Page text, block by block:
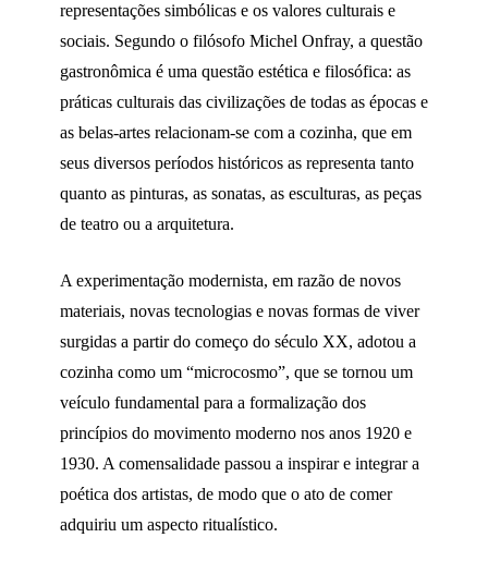
representações simbólicas e os valores culturais e
sociais. Segundo o filósofo Michel Onfray, a questão
gastronômica é uma questão estética e filosófica: as
práticas culturais das civilizações de todas as épocas e
as belas-artes relacionam-se com a cozinha, que em
seus diversos períodos históricos as representa tanto
quanto as pinturas, as sonatas, as esculturas, as peças
de teatro ou a arquitetura.
A experimentação modernista, em razão de novos
materiais, novas tecnologias e novas formas de viver
surgidas a partir do começo do século XX, adotou a
cozinha como um “microcosmo”, que se tornou um
veículo fundamental para a formalização dos
princípios do movimento moderno nos anos 1920 e
1930. A comensalidade passou a inspirar e integrar a
poética dos artistas, de modo que o ato de comer
adquiriu um aspecto ritualístico.